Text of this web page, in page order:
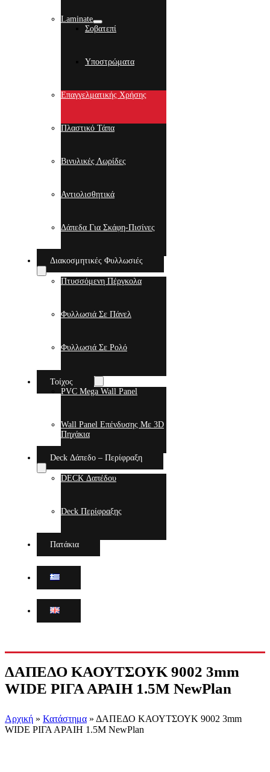
Laminate
Σοβατεπί
Υποστρώματα
Επαγγελματικής Χρήσης
Πλαστικό Τάπα
Βινυλικές Λωρίδες
Αντιολισθητικά
Δάπεδα Για Σκάφη-Πισίνες
Διακοσμητικές Φυλλωσιές
Πτυσσόμενη Πέργκολα
Φυλλωσιά Σε Πάνελ
Φυλλωσιά Σε Ρολό
Τοίχος
PVC Mega Wall Panel
Wall Panel Επένδυσης Με 3D
Πηχάκια
Deck Δάπεδο – Περίφραξη
DECK Δαπέδου
Deck Περίφραξης
Πατάκια
ΔΑΠΕΔΟ ΚΑΟΥΤΣΟΥΚ 9002 3mm
WIDE ΡΙΓΑ ΑΡΑΙΗ 1.5Μ NewPlan
Αρχική » Κατάστημα » ΔΑΠΕΔΟ ΚΑΟΥΤΣΟΥΚ 9002 3mm
WIDE ΡΙΓΑ ΑΡΑΙΗ 1.5Μ NewPlan